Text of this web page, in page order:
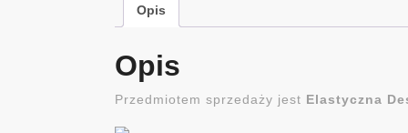
Opis
Opis
Przedmiotem sprzedaży jest Elastyczna